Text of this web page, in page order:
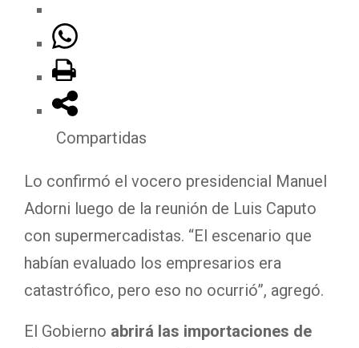
Compartidas
Lo confirmó el vocero presidencial Manuel
Adorni luego de la reunión de Luis Caputo
con supermercadistas. “El escenario que
habían evaluado los empresarios era
catastrófico, pero eso no ocurrió”, agregó.
El Gobierno abrirá las importaciones de